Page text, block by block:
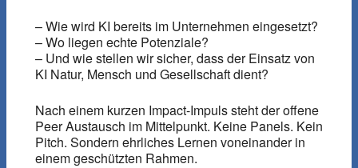
– Wie wird KI bereits im Unternehmen eingesetzt?
– Wo liegen echte Potenziale?
– Und wie stellen wir sicher, dass der Einsatz von
KI Natur, Mensch und Gesellschaft dient?
Nach einem kurzen Impact-Impuls steht der offene
Peer Austausch im Mittelpunkt. Keine Panels. Kein
Pitch. Sondern ehrliches Lernen voneinander in
einem geschützten Rahmen.